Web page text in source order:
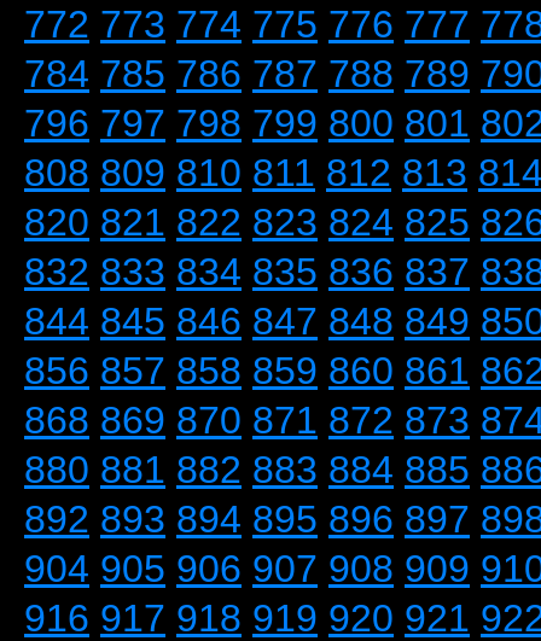
772 773 774 775 776 777
784 785 786 787 788 789
796 797 798 799 800 801
808 809 810 811 812 813
820 821 822 823 824 825
832 833 834 835 836 837
844 845 846 847 848 849
856 857 858 859 860 861
868 869 870 871 872 873
880 881 882 883 884 885
892 893 894 895 896 897
904 905 906 907 908 909
916 917 918 919 920 921